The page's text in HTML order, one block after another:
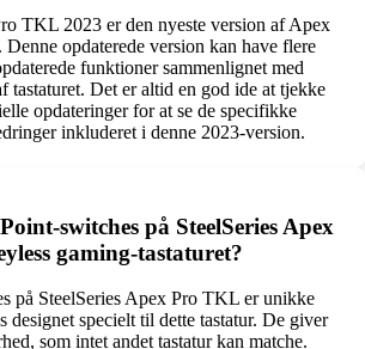
TKL 2023 er den nyeste version af Apex
opdaterede version kan have flere
funktioner sammenlignet med
tastaturet. Det er altid en god ide at tjekke
opdateringer for at se de specifikke
inkluderet i denne 2023-version.
switches på SteelSeries Apex
gaming-tastaturet?
på SteelSeries Apex Pro TKL er unikke
designet specielt til dette tastatur. De giver
som intet andet tastatur kan matche.